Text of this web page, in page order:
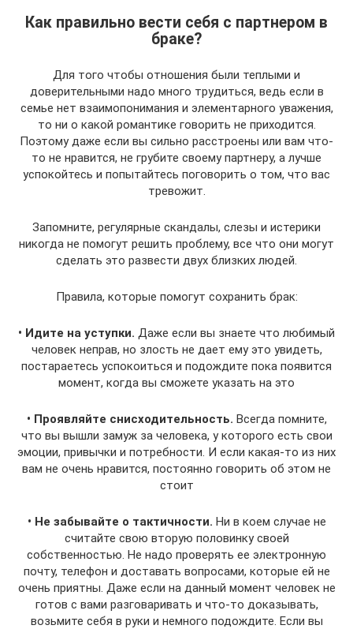
Как правильно вести себя с партнером в
браке?
Для того чтобы отношения были теплыми и
доверительными надо много трудиться, ведь если в
семье нет взаимопонимания и элементарного уважения,
то ни о какой романтике говорить не приходится.
Поэтому даже если вы сильно расстроены или вам что-
то не нравится, не грубите своему партнеру, а лучше
успокойтесь и попытайтесь поговорить о том, что вас
тревожит.
Запомните, регулярные скандалы, слезы и истерики
никогда не помогут решить проблему, все что они могут
сделать это развести двух близких людей.
Правила, которые помогут сохранить брак:
• Идите на уступки. Даже если вы знаете что любимый
человек неправ, но злость не дает ему это увидеть,
постараетесь успокоиться и подождите пока появится
момент, когда вы сможете указать на это
• Проявляйте снисходительность. Всегда помните,
что вы вышли замуж за человека, у которого есть свои
эмоции, привычки и потребности. И если какая-то из них
вам не очень нравится, постоянно говорить об этом не
стоит
• Не забывайте о тактичности. Ни в коем случае не
считайте свою вторую половинку своeй
собственностью. Не надо проверять ее электронную
почту, телефон и доставать вопросами, которые ей не
очень приятны. Даже если на данный момент человек не
готов с вами разговаривать и что-то доказывать,
возьмите себя в руки и немного подождите. Если вы